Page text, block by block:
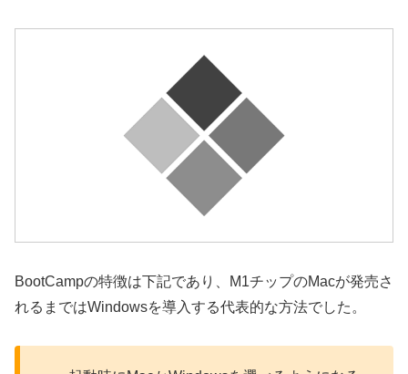
BootCampの特徴は下記であり、M1チップのMacが発売さ
れるまではWindowsを導入する代表的な方法でした。